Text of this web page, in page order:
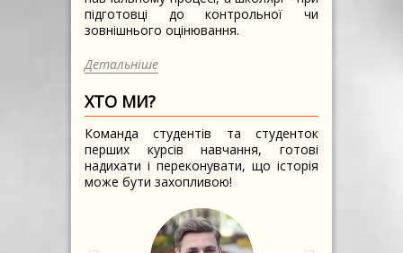
підготовці до контрольної чи
зовнішнього оцінювання.
Детальніше
ХТО МИ?
Команда студентів та студенток
перших курсів навчання, готові
надихати і переконувати, що історія
може бути захопливою!